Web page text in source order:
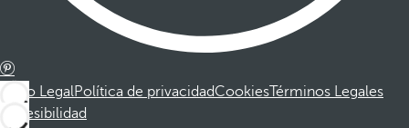
Aviso LegalPolítica de privacidadCookiesTérminos Legales
Accesibilidad